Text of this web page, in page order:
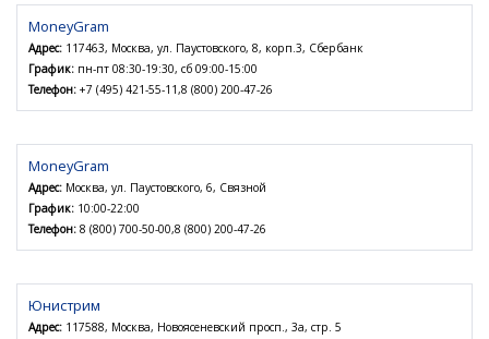
MoneyGram
Адрес: 117463, Москва, ул. Паустовского, 8, корп.3, Сбербанк
График: пн-пт 08:30-19:30, сб 09:00-15:00
Телефон: +7 (495) 421-55-11,8 (800) 200-47-26
MoneyGram
Адрес: Москва, ул. Паустовского, 6, Связной
График: 10:00-22:00
Телефон: 8 (800) 700-50-00,8 (800) 200-47-26
Юнистрим
Адрес: 117588, Москва, Новоясеневский просп., 3а, стр. 5